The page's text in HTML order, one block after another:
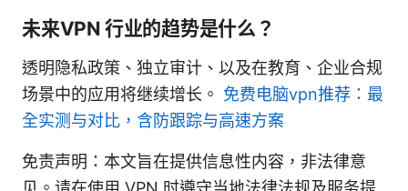
未来VPN 行业的趋势是什么？
透明隐私政策、独立审计、以及在教育、企业合规
场景中的应用将继续增长。 免费电脑vpn推荐：最
全实测与对比，含防跟踪与高速方案
免责声明：本文旨在提供信息性内容，非法律意